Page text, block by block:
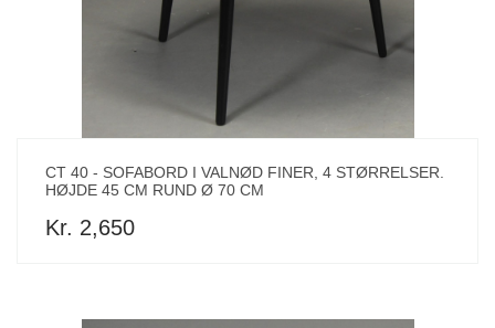
CT 40 - SOFABORD I VALNØD FINER, 4 STØRRELSER.
HØJDE 45 CM RUND Ø 70 CM
Kr. 2,650